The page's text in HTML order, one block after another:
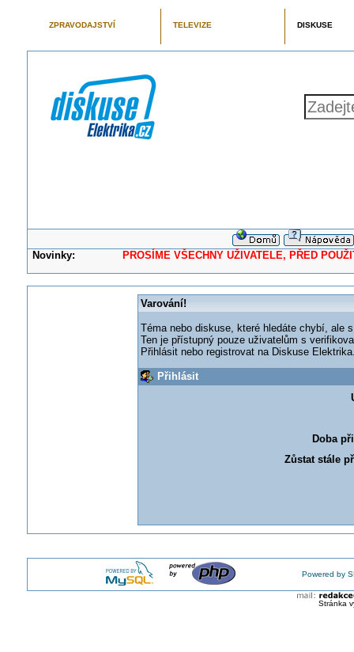
ZPRAVODAJSTVÍ TELEVIZE DISKUSE
Novinky: PROSÍME VŠECHNY UŽIVATELE, PŘED
Varování!
Téma nebo diskuse, které hledáte chybí, ale
Ten je přístupný pouze uživatelům s
Přihlásit nebo registrovat na Diskuse
Přihlásit
Doba
Zůstat stále
Powered by
Stránka